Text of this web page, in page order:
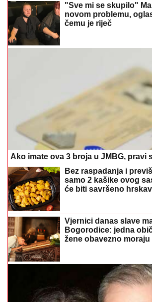
"Sve mi se skupilo"
novom problemu,
čemu je riječ
Ako imate ova 3 broja u JMBG, pravi
Bez raspadanja i
samo 2 kašike ovog
će biti savršeno hrskav
Vjernici danas slave
Bogorodice: jedna
žene obavezno